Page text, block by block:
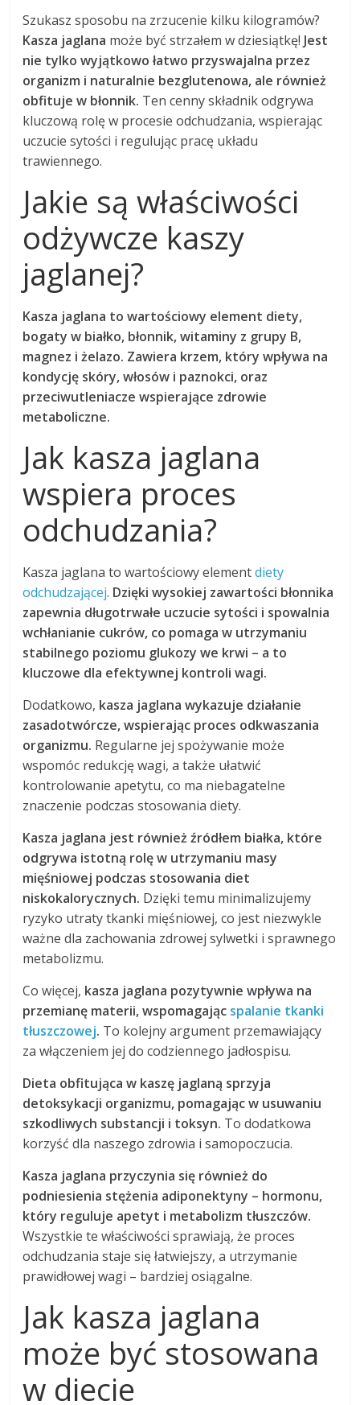
Szukasz sposobu na zrzucenie kilku kilogramów?
Kasza jaglana może być strzałem w dziesiątkę! Jest
nie tylko wyjątkowo łatwo przyswajalna przez
organizm i naturalnie bezglutenowa, ale również
obfituje w błonnik. Ten cenny składnik odgrywa
kluczową rolę w procesie odchudzania, wspierając
uczucie sytości i regulując pracę układu
trawiennego.
Jakie są właściwości
odżywcze kaszy
jaglanej?
Kasza jaglana to wartościowy element diety,
bogaty w białko, błonnik, witaminy z grupy B,
magnez i żelazo. Zawiera krzem, który wpływa na
kondycję skóry, włosów i paznokci, oraz
przeciwutleniacze wspierające zdrowie
metaboliczne.
Jak kasza jaglana
wspiera proces
odchudzania?
Kasza jaglana to wartościowy elementdiety
odchudzającej. Dzięki wysokiej zawartości błonnika
zapewnia długotrwałe uczucie sytości i spowalnia
wchłanianie cukrów, co pomaga w utrzymaniu
stabilnego poziomu glukozy we krwi – a to
kluczowe dla efektywnej kontroli wagi.
Dodatkowo, kasza jaglana wykazuje działanie
zasadotwórcze, wspierając proces odkwaszania
organizmu. Regularne jej spożywanie może
wspomóc redukcję wagi, a także ułatwić
kontrolowanie apetytu, co ma niebagatelne
znaczenie podczas stosowania diety.
Kasza jaglana jest również źródłem białka, które
odgrywa istotną rolę w utrzymaniu masy
mięśniowej podczas stosowania diet
niskokalorycznych. Dzięki temu minimalizujemy
ryzyko utraty tkanki mięśniowej, co jest niezwykle
ważne dla zachowania zdrowej sylwetki i sprawnego
metabolizmu.
Co więcej, kasza jaglana pozytywnie wpływa na
przemianę materii, wspomagając spalanie tkanki
tłuszczowej. To kolejny argument przemawiający
za włączeniem jej do codziennego jadłospisu.
Dieta obfitująca w kaszę jaglaną sprzyja
detoksykacji organizmu, pomagając w usuwaniu
szkodliwych substancji i toksyn. To dodatkowa
korzyść dla naszego zdrowia i samopoczucia.
Kasza jaglana przyczynia się również do
podniesienia stężenia adiponektyny – hormonu,
który reguluje apetyt i metabolizm tłuszczów.
Wszystkie te właściwości sprawiają, że proces
odchudzania staje się łatwiejszy, a utrzymanie
prawidłowej wagi – bardziej osiągalne.
Jak kasza jaglana
może być stosowana
w diecie